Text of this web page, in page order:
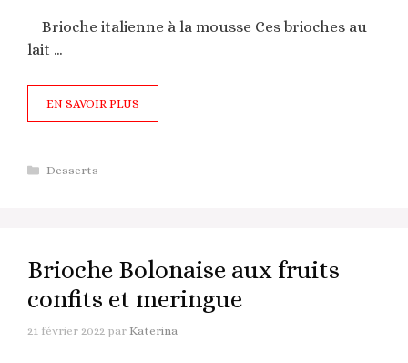
Brioche italienne à la mousse Ces brioches au
lait …
EN SAVOIR PLUS
Catégories
Desserts
Brioche Bolonaise aux fruits
confits et meringue
21 février 2022 par Katerina